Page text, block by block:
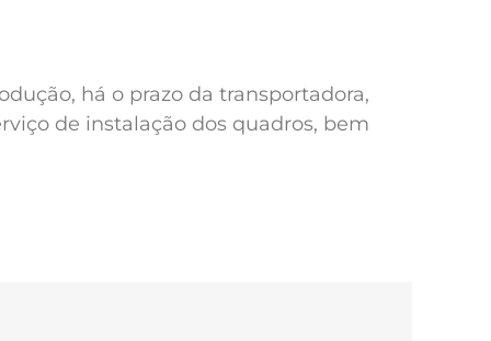
há o prazo da transportadora,
de instalação dos quadros, bem